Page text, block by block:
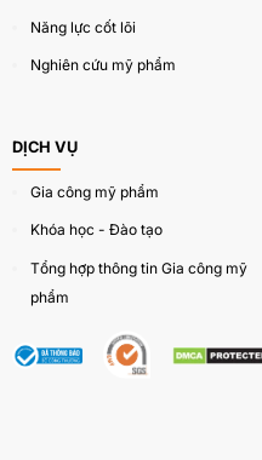
Năng lực cốt lõi
Nghiên cứu mỹ phẩm
DỊCH VỤ
Gia công mỹ phẩm
Khóa học - Đào tạo
Tổng hợp thông tin Gia công mỹ
phẩm